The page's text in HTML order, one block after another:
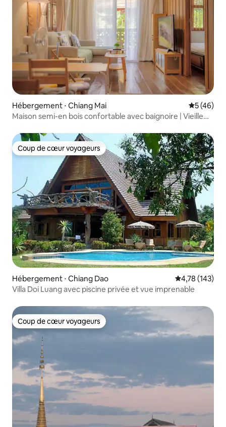
Hébergement ⋅ Chiang Mai
5 (46)
Maison semi-en bois confortable avec baignoire | Vieille
Coup de cœur voyageurs
Coup de cœur voyageurs
Hébergement ⋅ Chiang Dao Évaluation
4,78 (143)
Villa Doi Luang avec piscine privée et vue imprenable
Coup de cœur voyageurs
Coup de cœur voyageurs